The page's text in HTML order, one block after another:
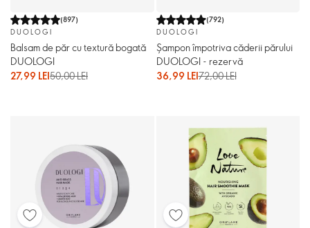
(897)
DUOLOGI
Balsam de păr cu textură bogată
DUOLOGI
27,99 LEI50,00 LEI
(792)
DUOLOGI
Șampon împotriva căderii părului
DUOLOGI - rezervă
36,99 LEI72,00 LEI